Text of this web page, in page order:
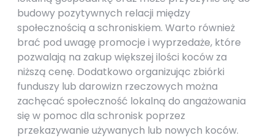
budowy pozytywnych relacji między
społecznością a schroniskiem. Warto również
brać pod uwagę promocje i wyprzedaże, które
pozwalają na zakup większej ilości koców za
niższą cenę. Dodatkowo organizując zbiórki
funduszy lub darowizn rzeczowych można
zachęcać społeczność lokalną do angażowania
się w pomoc dla schronisk poprzez
przekazywanie używanych lub nowych koców.